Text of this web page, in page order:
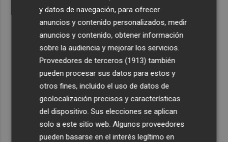
y datos de navegación, para ofrecer
anuncios y contenido personalizados, medir
anuncios y contenido, obtener información
sobre la audiencia y mejorar los servicios.
Proveedores de terceros (1913) también
pueden procesar sus datos para estos y
otros fines, incluido el uso de datos de
geolocalización precisos y características
del dispositivo. Sus elecciones se aplican
solo a este sitio web. Algunos proveedores
pueden basarse en el interés legítimo en